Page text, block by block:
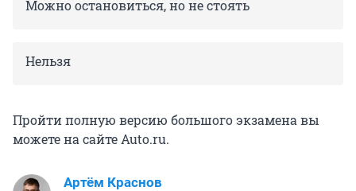
Можно остановиться, но не стоять
Нельзя
Пройти полную версию большого экзамена вы
можете на сайте Auto.ru.
Артём Краснов